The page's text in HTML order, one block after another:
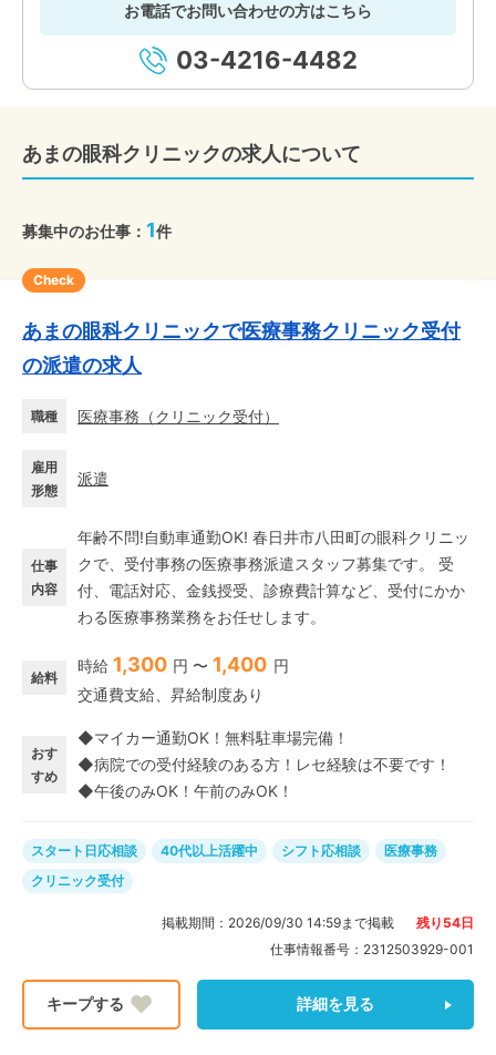
お電話でお問い合わせの方はこちら
03-4216-4482
あまの眼科クリニックの求人について
募集中のお仕事： 1件
Check
あまの眼科クリニックで医療事務クリニック受付
の派遣の求人
職種 医療事務 （クリニック受付）
雇用
形態
派遣
仕事
内容
年齢不問!自動車通勤OK! 春日井市八田町の眼科クリニッ
クで、受付事務の医療事務派遣スタッフ募集です。 受
付、電話対応、金銭授受、診療費計算など、受付にかか
わる医療事務業務をお任せします。
給料
時給 1,300 円 〜 1,400 円
交通費支給、昇給制度あり
おす
すめ
◆マイカー通勤OK！無料駐車場完備！
◆病院での受付経験のある方！レセ経験は不要です！
◆午後のみOK！午前のみOK！
スタート日応相談 40代以上活躍中 シフト応相談
医療事務
クリニック受付
掲載期間： 2026/09/30 14:59まで掲載 残り 54日
仕事情報番号： 2312503929-001
詳細を見る